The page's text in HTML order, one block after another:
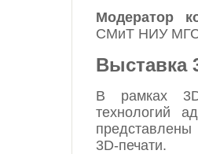
Модератор
СМиТ НИУ
Выставка
В рамках
технологий
3D-печати.